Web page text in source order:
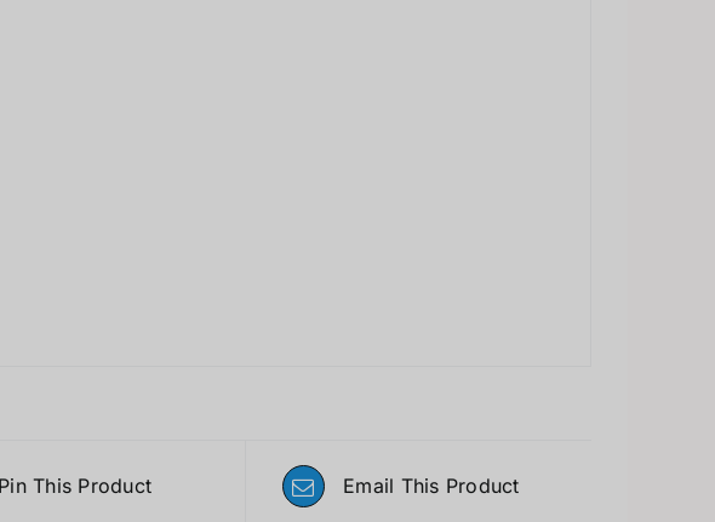
Pin This Product Email This Product